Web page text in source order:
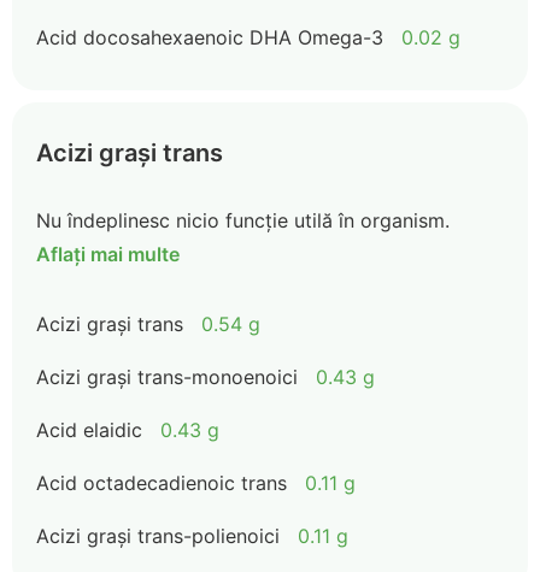
Acid docosahexaenoic DHA Omega-3 0.02 g
Acizi grași trans
Nu îndeplinesc nicio funcție utilă în organism.
Aflați mai multe
Acizi grași trans 0.54 g
Acizi grași trans-monoenoici 0.43 g
Acid elaidic 0.43 g
Acid octadecadienoic trans 0.11 g
Acizi grași trans-polienoici 0.11 g